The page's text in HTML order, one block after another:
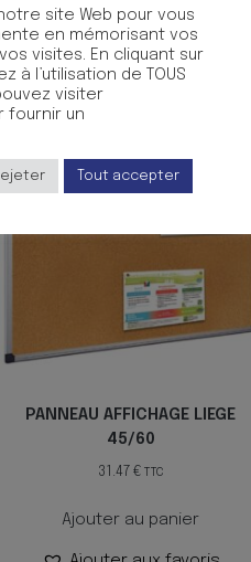
PANNEAU AFFICHAGE LIEGE
45/60
31.47 € TTC
Ajouter au panier
site Web pour vous
en mémorisant vos
visites. En cliquant sur
l’utilisation de TOUS
visiter
fournir un
Tout accepter